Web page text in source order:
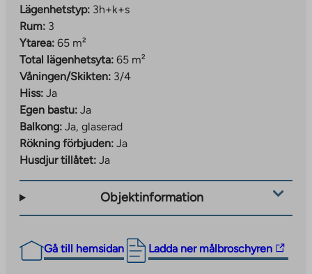
Lägenhetstyp: 3h+k+s
Rum: 3
Ytarea: 65 m²
Total lägenhetsyta: 65 m²
Våningen/Skikten: 3/4
Hiss: Ja
Egen bastu: Ja
Balkong: Ja, glaserad
Rökning förbjuden: Ja
Husdjur tillåtet: Ja
Objektinformation
Gå till hemsidan Ladda ner målbroschyren
The
link